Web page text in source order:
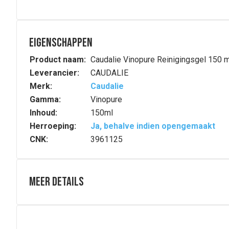
Eigenschappen
Product naam: Caudalie Vinopure Reinigingsgel 150
Leverancier:
CAUDALIE
Merk:
Caudalie
Gamma:
Vinopure
Inhoud:
150ml
Herroeping:
Ja, behalve indien opengemaakt
CNK:
3961125
Meer details
Deze sterk natuurlijke en verfrissende gelei reinigt en